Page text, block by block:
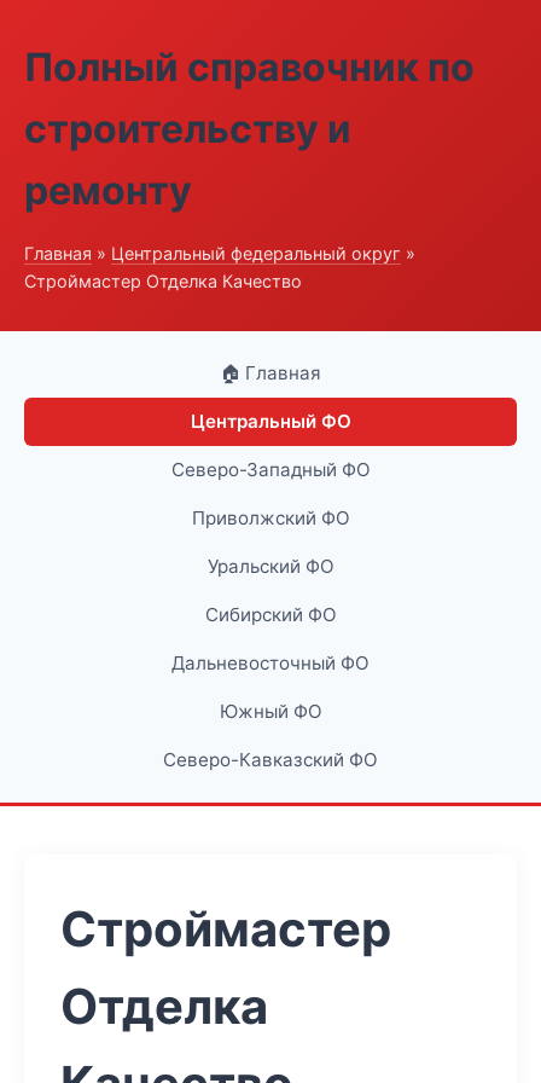
Полный справочник по
строительству и
ремонту
Главная » Центральный федеральный округ »
Строймастер Отделка Качество
🏠 Главная
Центральный ФО
Северо-Западный ФО
Приволжский ФО
Уральский ФО
Сибирский ФО
Дальневосточный ФО
Южный ФО
Северо-Кавказский ФО
Строймастер
Отделка